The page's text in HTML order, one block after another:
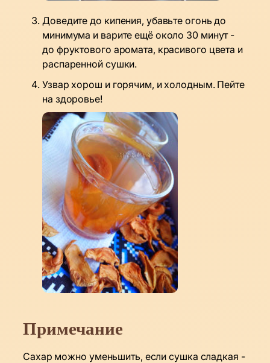
Доведите до кипения, убавьте огонь до
минимума и варите ещё около 30 минут -
до фруктового аромата, красивого цвета и
распаренной сушки.
Узвар хорош и горячим, и холодным. Пейте
на здоровье!
Примечание
Сахар можно уменьшить, если сушка сладкая -